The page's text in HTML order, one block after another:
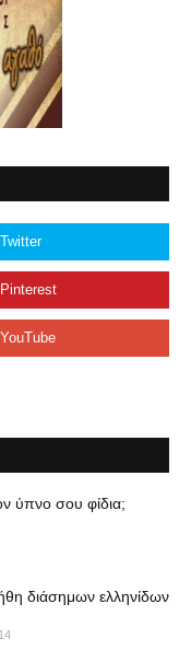
ύπνο σου φίδια;
διάσημων ελληνίδων